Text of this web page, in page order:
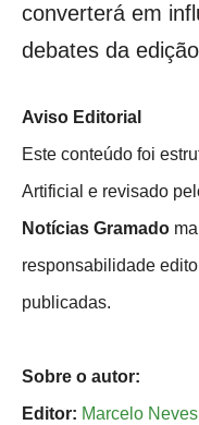
converterá em
debates da
Aviso Editorial
Este conteúdo foi
Artificial e revisado
Notícias Gramado
responsabilidade
publicadas.
Sobre o autor:
Editor: Marcelo Neves